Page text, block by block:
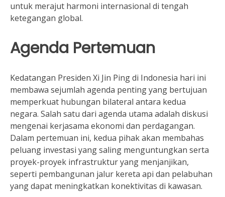
untuk merajut harmoni internasional di tengah
ketegangan global.
Agenda Pertemuan
Kedatangan Presiden Xi Jin Ping di Indonesia hari ini
membawa sejumlah agenda penting yang bertujuan
memperkuat hubungan bilateral antara kedua
negara. Salah satu dari agenda utama adalah diskusi
mengenai kerjasama ekonomi dan perdagangan.
Dalam pertemuan ini, kedua pihak akan membahas
peluang investasi yang saling menguntungkan serta
proyek-proyek infrastruktur yang menjanjikan,
seperti pembangunan jalur kereta api dan pelabuhan
yang dapat meningkatkan konektivitas di kawasan.